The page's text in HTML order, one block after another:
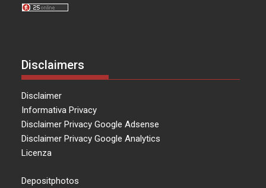
Disclaimers
Disclaimer
Informativa Privacy
Disclaimer Privacy Google Adsense
Disclaimer Privacy Google Analytics
Licenza
Depositphotos